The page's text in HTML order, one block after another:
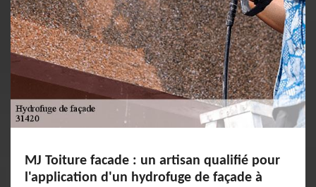
MJ Toiture facade : un artisan qualifié pour
l'application d'un hydrofuge de façade à